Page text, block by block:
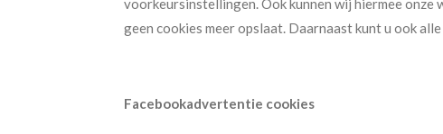
voorkeursinstellingen. Ook kunnen wij hiermee
geen cookies meer opslaat. Daarnaast kunt u ook
Facebookadvertentie cookies